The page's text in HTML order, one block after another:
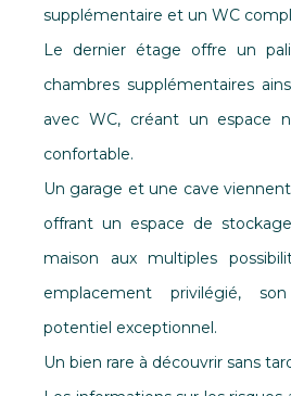
supplémentaire et un WC
Le dernier étage offre un
chambres supplémentaires
avec WC, créant un espace
confortable.
Un garage et une cave
offrant un espace de
maison aux multiples
emplacement privilégié,
potentiel exceptionnel.
Un bien rare à découvrir sans